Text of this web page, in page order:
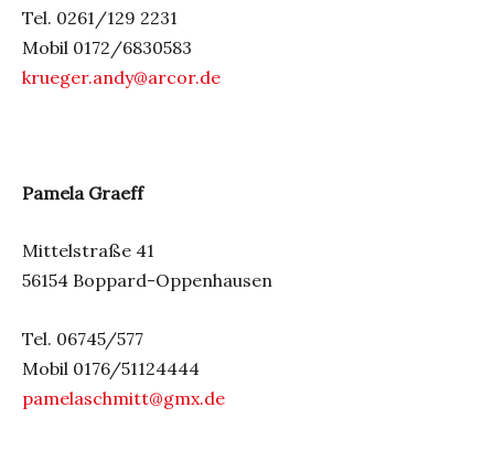
Tel. 0261/129 2231
Mobil 0172/6830583
krueger.andy@arcor.de
Pamela Graeff
Mittelstraße 41
56154 Boppard-Oppenhausen
Tel. 06745/577
Mobil 0176/51124444
pamelaschmitt@gmx.de